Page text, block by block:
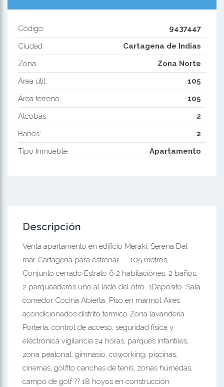
Código:
9437447
Ciudad:
Cartagena de Indias
Zona:
Zona Norte
Área útil:
105
Área terreno:
105
Alcobas:
2
Baños:
2
Tipo Inmueble:
Apartamento
Descripción
Venta apartamento en edificio Meraki, Serena Del
mar Cartagena para estrenar. 105 metros,
Conjunto cerrado Estrato 6 2 habitaciónes, 2 baños,
2 parqueaderos uno al lado del otro 1Depósito Sala
comedor Cocina Abierta Piso en marmol Aires
acondicionados distrito termico Zona lavandería
Portería, control de acceso, seguridad física y
electrónica vigilancia 24 horas, parques infantiles,
zona peatonal, gimnasio, coworking, piscinas,
cinemas, golfito canchas de tenis, zonas húmedas,
campo de golf ?? 18 hoyos en construcción.